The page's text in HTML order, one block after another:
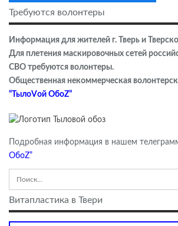
Требуются волонтеры
Информация для жителей г. Тверь и
Для плетения маскировочных сетей
СВО требуются волонтеры.
Общественная некоммерческая
“ТылоVой ОбоZ”
Подробная информация в нашем
ОбоZ”
Витапластика в Твери